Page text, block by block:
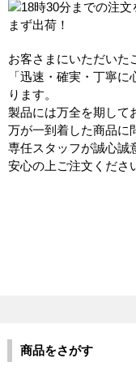
お客さまにいただいた
「迅速・確実・丁寧
ります。
製品には万全を期して
万が一到着した商品に
専任スタッフが誠心誠
安心の上ご注文くださ
商品をさがす